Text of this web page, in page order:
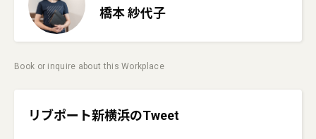
橋本紗代子
Book or inquire about this Workplace
リブポート新横浜のTweet